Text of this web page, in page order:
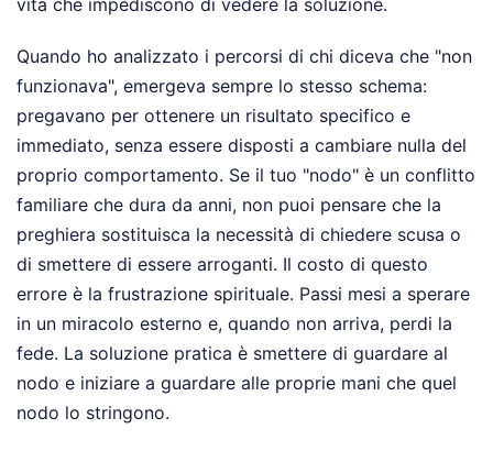
vita che impediscono di vedere la soluzione.
Quando ho analizzato i percorsi di chi diceva che "non
funzionava", emergeva sempre lo stesso schema:
pregavano per ottenere un risultato specifico e
immediato, senza essere disposti a cambiare nulla del
proprio comportamento. Se il tuo "nodo" è un conflitto
familiare che dura da anni, non puoi pensare che la
preghiera sostituisca la necessità di chiedere scusa o
di smettere di essere arroganti. Il costo di questo
errore è la frustrazione spirituale. Passi mesi a sperare
in un miracolo esterno e, quando non arriva, perdi la
fede. La soluzione pratica è smettere di guardare al
nodo e iniziare a guardare alle proprie mani che quel
nodo lo stringono.